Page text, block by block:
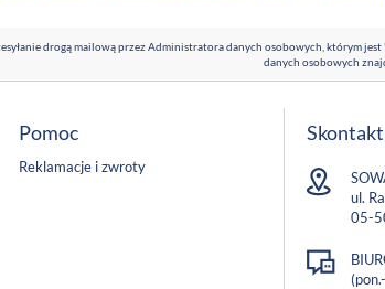
drogą mailową przez Administratora danych osobowych, którym
danych osobowych
Pomoc
Reklamacje i zwroty
ul.
05-